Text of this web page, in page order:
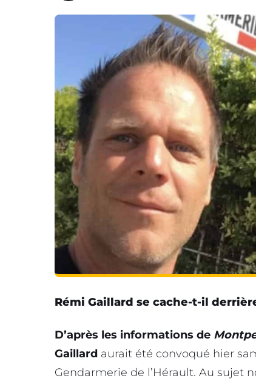
Rémi Gaillard se cache-t-il
D’après les informations de
Gaillard aurait été convoqué hier
Gendarmerie de l’Hérault. Au sujet